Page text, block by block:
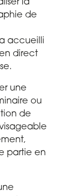
la
de
a accueilli
direct
une
ou
de
partie en